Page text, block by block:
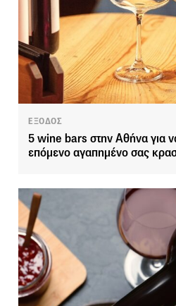
ΕΞΟΔΟΣ
5 wine bars στην Αθήνα για
επόμενο αγαπημένο σας